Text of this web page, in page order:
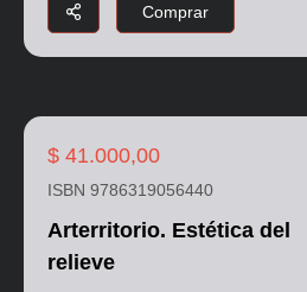
Comprar
$ 41.000,00
ISBN 9786319056440
Arterritorio. Estética del
relieve